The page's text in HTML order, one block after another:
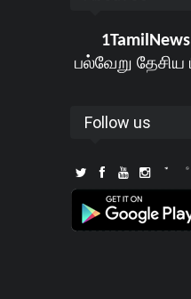
1TamilNews
பல்வேறு தேசிய
Follow us